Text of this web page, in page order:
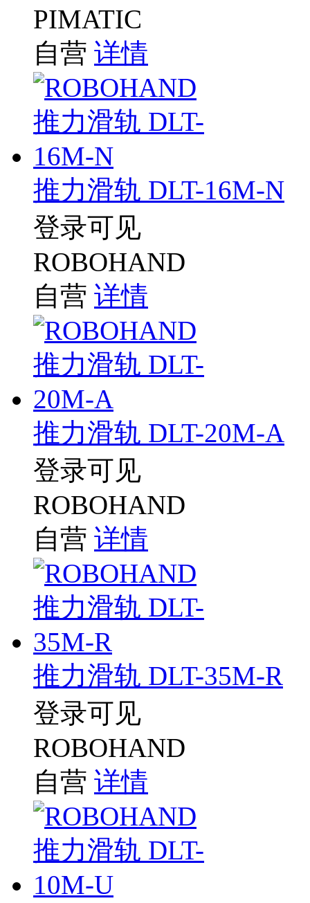
PIMATIC
自营 详情
推力滑轨 DLT-16M-N
登录可见
ROBOHAND
自营 详情
推力滑轨 DLT-20M-A
登录可见
ROBOHAND
自营 详情
推力滑轨 DLT-35M-R
登录可见
ROBOHAND
自营 详情